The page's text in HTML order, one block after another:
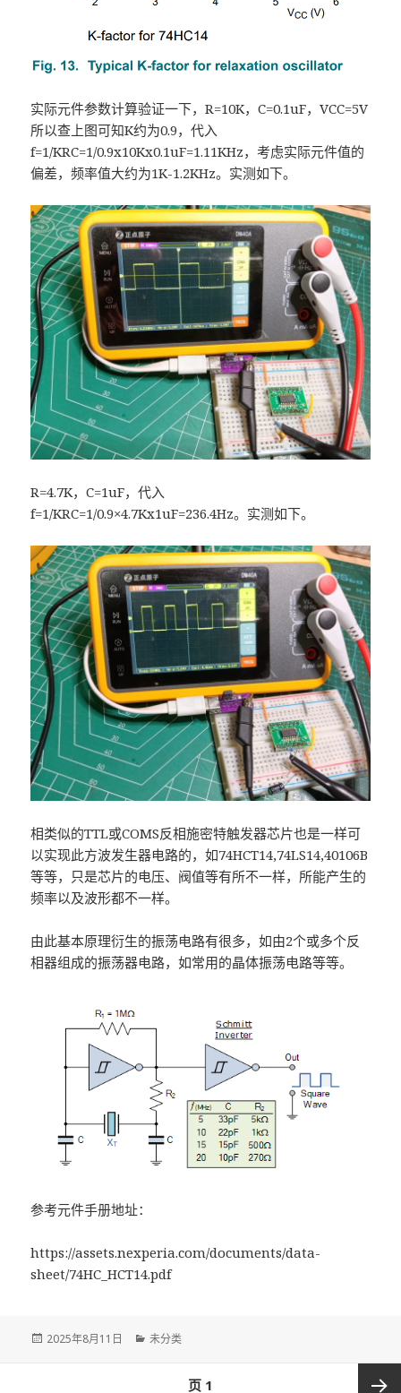
实际元件参数计算验证一下，R=10K，C=0.1uF，VCC=5V
所以查上图可知K约为0.9，代入
f=1/KRC=1/0.9x10Kx0.1uF=1.11KHz，考虑实际元件值的
偏差，频率值大约为1K-1.2KHz。实测如下。
R=4.7K，C=1uF，代入
f=1/KRC=1/0.9×4.7Kx1uF=236.4Hz。实测如下。
相类似的TTL或COMS反相施密特触发器芯片也是一样可
以实现此方波发生器电路的，如74HCT14,74LS14,40106B
等等，只是芯片的电压、阀值等有所不一样，所能产生的
频率以及波形都不一样。
由此基本原理衍生的振荡电路有很多，如由2个或多个反
相器组成的振荡器电路，如常用的晶体振荡电路等等。
参考元件手册地址：
https://assets.nexperia.com/documents/data-
sheet/74HC_HCT14.pdf
发
2025年8月11日
分
未分类
页 1